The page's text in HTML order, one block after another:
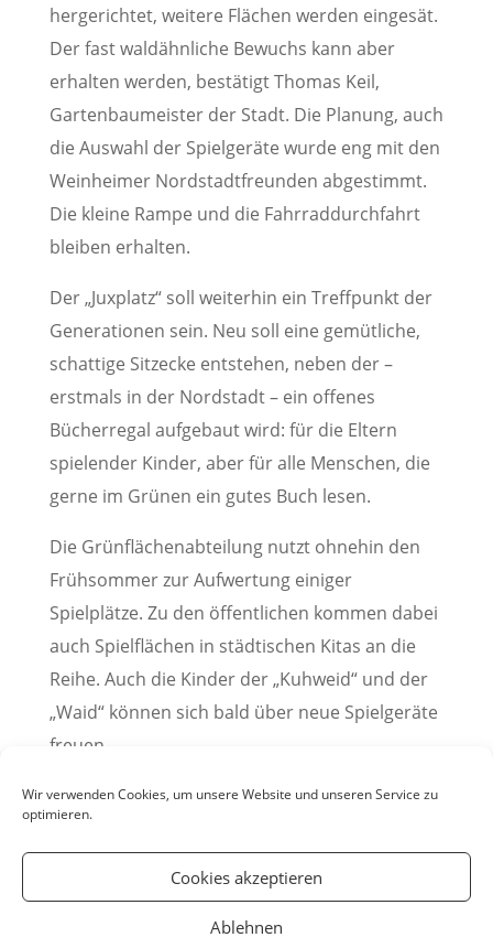
Wir verwenden Cookies, um unsere Website und unseren Service zu
optimieren.
Cookies akzeptieren
Ablehnen
hergerichtet, weitere Flächen werden eingesät.
Der fast waldähnliche Bewuchs kann aber
erhalten werden, bestätigt Thomas Keil,
Gartenbaumeister der Stadt. Die Planung, auch
die Auswahl der Spielgeräte wurde eng mit den
Weinheimer Nordstadtfreunden abgestimmt.
Die kleine Rampe und die Fahrraddurchfahrt
bleiben erhalten.
Der „Juxplatz“ soll weiterhin ein Treffpunkt der
Generationen sein. Neu soll eine gemütliche,
schattige Sitzecke entstehen, neben der –
erstmals in der Nordstadt – ein offenes
Bücherregal aufgebaut wird: für die Eltern
spielender Kinder, aber für alle Menschen, die
gerne im Grünen ein gutes Buch lesen.
Die Grünflächenabteilung nutzt ohnehin den
Frühsommer zur Aufwertung einiger
Spielplätze. Zu den öffentlichen kommen dabei
auch Spielflächen in städtischen Kitas an die
Reihe. Auch die Kinder der „Kuhweid“ und der
„Waid“ können sich bald über neue Spielgeräte
freuen.
(Pressemitteilung der Stadt Weinheim, 31.05.2020)